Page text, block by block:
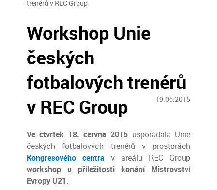
trenérů v REC Group
Workshop Unie
českých
fotbalových trenérů
v REC Group
19.06.2015
Ve čtvrtek 18. června 2015 uspořádala Unie
českých fotbalových trenérů v prostorách
Kongresového centra v areálu REC Group
workshop u příležitosti konání Mistrovství
Evropy U21.